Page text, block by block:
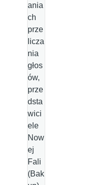
ania
ch
prze
licza
nia
głos
ów,
prze
dsta
wici
ele
Now
ej
Fali
(Bak